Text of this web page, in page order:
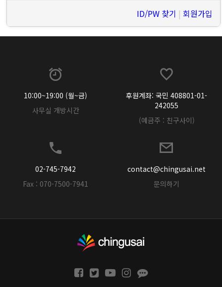
ID/PW 찾기 | 회원가입
10:00~19:00 (월~금)
사무실 개방시간
후원계좌: 국민 408801-01-
242055
(예금주 : 친구사이)
02-745-7942
Fax : 070-7500-7941
contact@chingusai.net
문의하기